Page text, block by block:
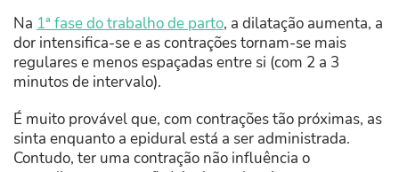
Na 1ª fase do trabalho de parto, a dilatação aumenta, a
dor intensifica-se e as contrações tornam-se mais
regulares e menos espaçadas entre si (com 2 a 3
minutos de intervalo).
É muito provável que, com contrações tão próximas, as
sinta enquanto a epidural está a ser administrada.
Contudo, ter uma contração não influência o